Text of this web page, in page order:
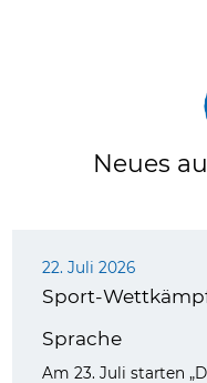
Neues
22. Juli 2026
Sport-
Sprache
Am 23. Juli starten